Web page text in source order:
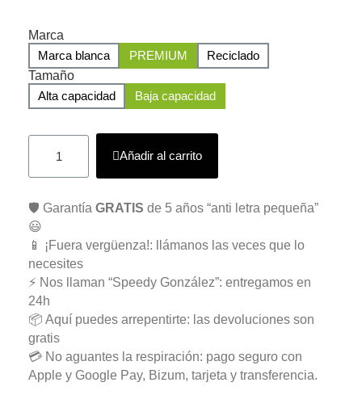
Marca
Marca blanca
PREMIUM
Reciclado
Tamaño
Alta capacidad
Baja capacidad
Añadir al carrito
🛡️ Garantía GRATIS de 5 años “anti letra pequeña”
😃
📱 ¡Fuera vergüenza!: llámanos las veces que lo
necesites
⚡ Nos llaman “Speedy González”: entregamos en
24h
📦 Aquí puedes arrepentirte: las devoluciones son
gratis
💳 No aguantes la respiración: pago seguro con
Apple y Google Pay, Bizum, tarjeta y transferencia.